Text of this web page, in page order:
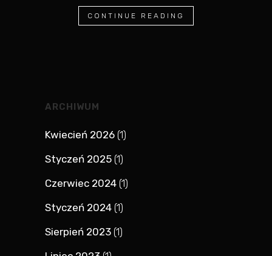
CONTINUE READING
ARCHIWUM
Kwiecień 2026 (1)
Styczeń 2025 (1)
Czerwiec 2024 (1)
Styczeń 2024 (1)
Sierpień 2023 (1)